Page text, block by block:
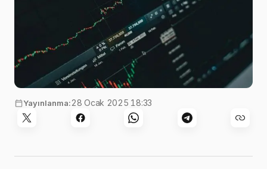
Görsel:Alesia Kozik
Yayınlanma:28 Ocak 2025 18:33